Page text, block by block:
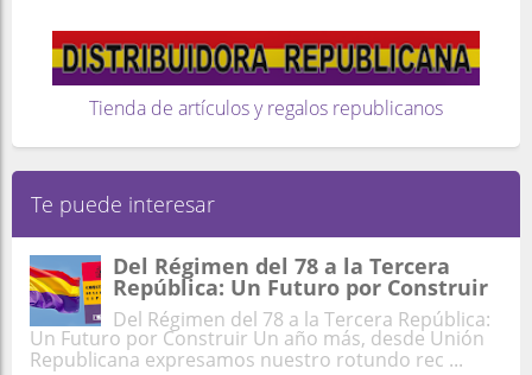
Tienda de artículos y regalos republicanos
Te puede interesar
Del Régimen del 78 a la Tercera
República: Un Futuro por Construir
Del Régimen del 78 a la Tercera República:
Un Futuro por Construir Un año más, desde Unión
Republicana expresamos nuestro rotundo rec ...